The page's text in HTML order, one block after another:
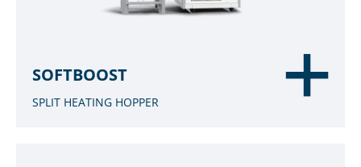
SOFTBOOST
SPLIT HEATING HOPPER